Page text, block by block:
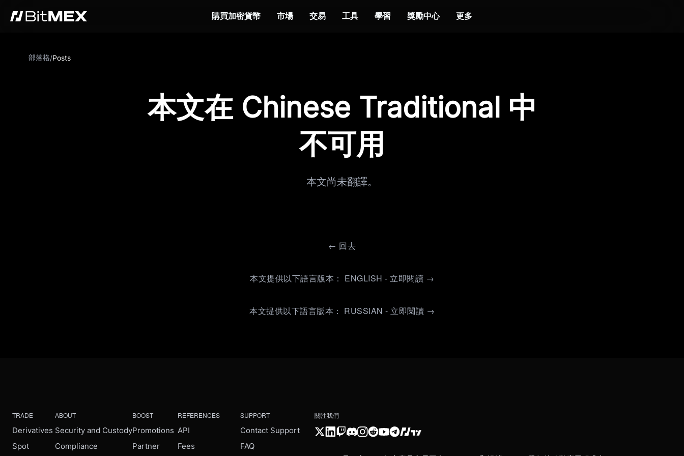
購買加密貨幣 市場 交易 工具 學習 獎勵中心 更多
部落格/Posts
本文在 Chinese Traditional 中
不可用
本文尚未翻譯。
← 回去
本文提供以下語言版本： ENGLISH - 立即閱讀 →
本文提供以下語言版本： RUSSIAN - 立即閱讀 →
TRADE
Derivatives
Spot
ABOUT
Security and Custody
Compliance
BOOST
Promotions
Partner
REFERENCES
API
Fees
SUPPORT
Contact Support
FAQ
關注我們